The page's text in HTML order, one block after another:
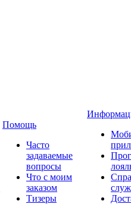
Помощь
Часто
задаваемые
вопросы
Что с моим
заказом
Тизеры